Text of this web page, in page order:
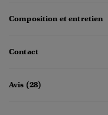
Composition et entretien
Contact
Avis (28)